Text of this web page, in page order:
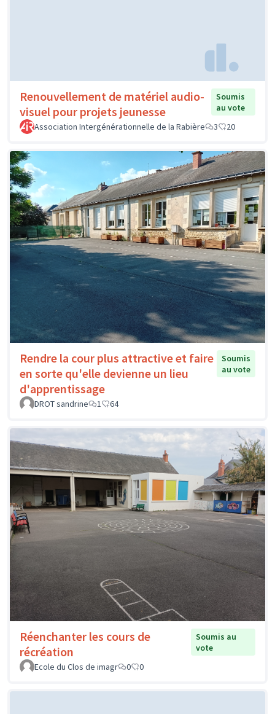
Renouvellement de matériel audio-
visuel pour projets jeunesse
Soumis
au vote
Association Intergénérationnelle de la Rabière
3 20
Rendre la cour plus attractive et faire
en sorte qu'elle devienne un lieu
d'apprentissage
Soumis
au vote
DROT sandrine 1 64
Réenchanter les cours de
récréation
Soumis au
vote
Ecole du Clos de imagr
0 0